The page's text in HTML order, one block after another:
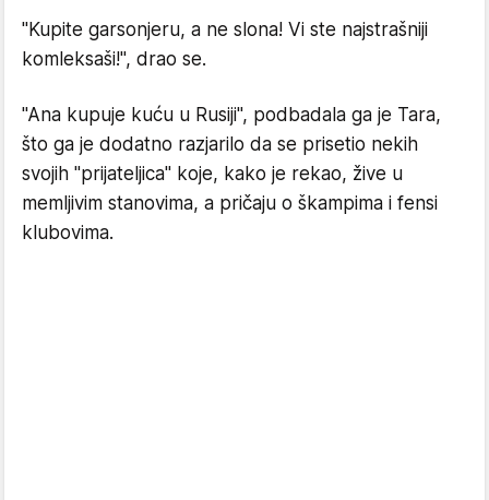
"Kupite garsonjeru, a ne slona! Vi ste najstrašniji
komleksaši!", drao se.
"Ana kupuje kuću u Rusiji", podbadala ga je Tara,
što ga je dodatno razjarilo da se prisetio nekih
svojih "prijateljica" koje, kako je rekao, žive u
memljivim stanovima, a pričaju o škampima i fensi
klubovima.